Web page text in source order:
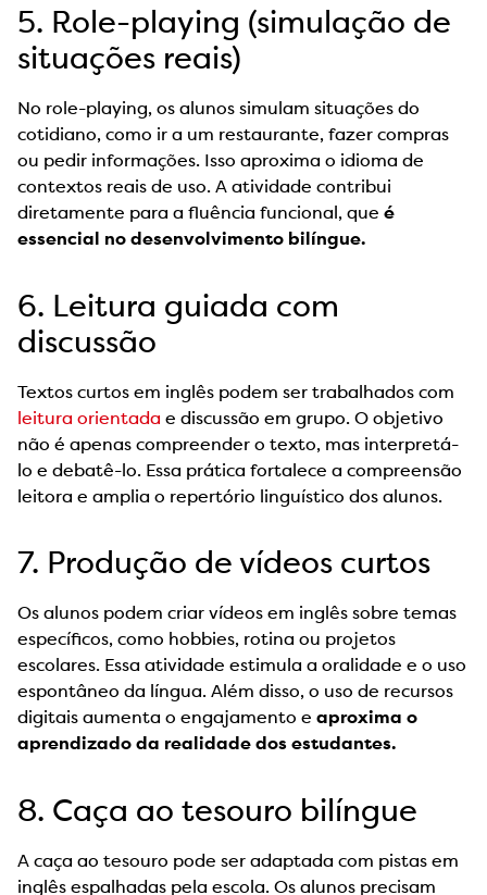
5. Role-playing (simulação de
situações reais)
No role-playing, os alunos simulam situações do
cotidiano, como ir a um restaurante, fazer compras
ou pedir informações. Isso aproxima o idioma de
contextos reais de uso. A atividade contribui
diretamente para a fluência funcional, que é
essencial no desenvolvimento bilíngue.
6. Leitura guiada com
discussão
Textos curtos em inglês podem ser trabalhados com
leitura orientada e discussão em grupo. O objetivo
não é apenas compreender o texto, mas interpretá-
lo e debatê-lo. Essa prática fortalece a compreensão
leitora e amplia o repertório linguístico dos alunos.
7. Produção de vídeos curtos
Os alunos podem criar vídeos em inglês sobre temas
específicos, como hobbies, rotina ou projetos
escolares. Essa atividade estimula a oralidade e o uso
espontâneo da língua. Além disso, o uso de recursos
digitais aumenta o engajamento e aproxima o
aprendizado da realidade dos estudantes.
8. Caça ao tesouro bilíngue
A caça ao tesouro pode ser adaptada com pistas em
inglês espalhadas pela escola. Os alunos precisam